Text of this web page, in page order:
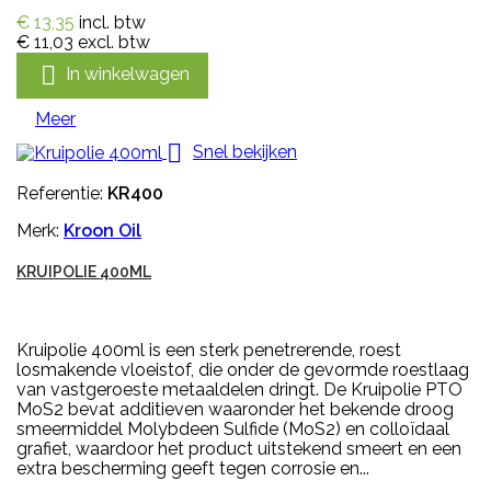
€ 13,35 incl. btw
€ 11,03 excl. btw
 In winkelwagen
Meer

Snel bekijken
Referentie: KR400
Merk: Kroon Oil
KRUIPOLIE 400ML
Kruipolie 400ml is een sterk penetrerende, roest
losmakende vloeistof, die onder de gevormde roestlaag
van vastgeroeste metaaldelen dringt. De Kruipolie PTO
MoS2 bevat additieven waaronder het bekende droog
smeermiddel Molybdeen Sulfide (MoS2) en colloïdaal
grafiet, waardoor het product uitstekend smeert en een
extra bescherming geeft tegen corrosie en...